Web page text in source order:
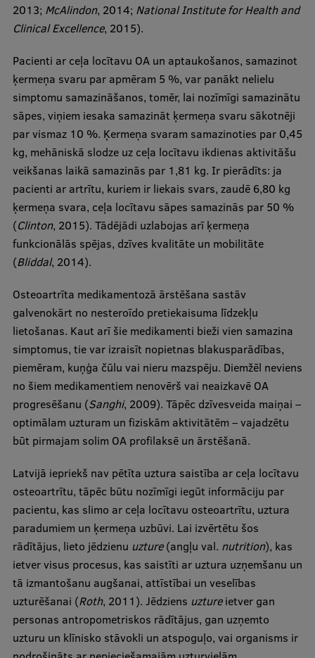
Mobilitātes programmas
Starptautiskie projekti
Starptautiskie sadarbības partneri
EURAXESS RSU kontaktpunkts
EATRIS koordinators Latvijā
2013; McAlindon, 2014; National Institute for Health and
Clinical Excellence, 2015).
Pacienti ar ceļa locītavu OA un aptaukošanos, samazinot
ķermeņa svaru par apmēram 5 %, var panākt nelielu
simptomu samazināšanos, tomēr, lai nozīmīgi samazinātu
sāpes, viņiem iesaka samazināt ķermeņa svaru sākotnēji
par vismaz 10 %. Ķermeņa svaram samazinoties par 0,45
kg, mehāniskā slodze uz ceļa locītavu ikdienas aktivitāšu
veikšanas laikā samazinās par 1,81 kg. Ir pierādīts: ja
pacienti ar artrītu, kuriem ir liekais svars, zaudē 6,80 kg
ķermeņa svara, ceļa locītavu sāpes samazinās par 50 %
(Clinton, 2015). Tādējādi uzlabojas arī ķermeņa
funkcionālās spējas, dzīves kvalitāte un mobilitāte
(Bliddal, 2014).
Osteoartrīta medikamentozā ārstēšana sastāv
galvenokārt no nesteroīdo pretiekaisuma līdzekļu
lietošanas. Kaut arī šie medikamenti bieži vien samazina
simptomus, tie var izraisīt nopietnas blakusparādības,
piemēram, kuņģa čūlu vai nieru mazspēju. Diemžēl neviens
no šiem medikamentiem nenovērš vai neaizkavē OA
progresēšanu (Sanghi, 2009). Tāpēc dzīvesveida maiņai –
optimālam uzturam un fiziskām aktivitātēm – vajadzētu
būt pirmajam solim OA profilaksē un ārstēšanā.
Latvijā iepriekš nav pētīta uztura saistība ar ceļa locītavu
osteoartrītu, tāpēc būtu nozīmīgi iegūt informāciju par
pacientu, kas slimo ar ceļa locītavu osteoartrītu, uztura
paradumiem un ķermeņa uzbūvi. Lai izvērtētu šos
rādītājus, lieto jēdzienu uzture(angļu val. nutrition), kas
ietver visus procesus, kas saistīti ar uztura uzņemšanu un
tā izmantošanu augšanai, attīstībai un veselības
uzturēšanai (Roth, 2011). Jēdziens uztureietver gan
personas antropometriskos rādītājus, gan uzņemto
uzturu un klīnisko stāvokli un atspoguļo, vai organisms ir